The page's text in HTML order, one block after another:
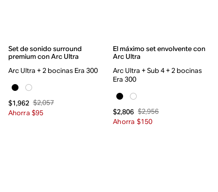
Set de sonido surround
premium con Arc Ultra
Arc Ultra + 2 bocinas Era 300
$1,962 $2,057
Ahorra $95
El máximo set envolvente con
Arc Ultra
Arc Ultra + Sub 4 + 2 bocinas
Era 300
$2,806 $2,956
Ahorra $150